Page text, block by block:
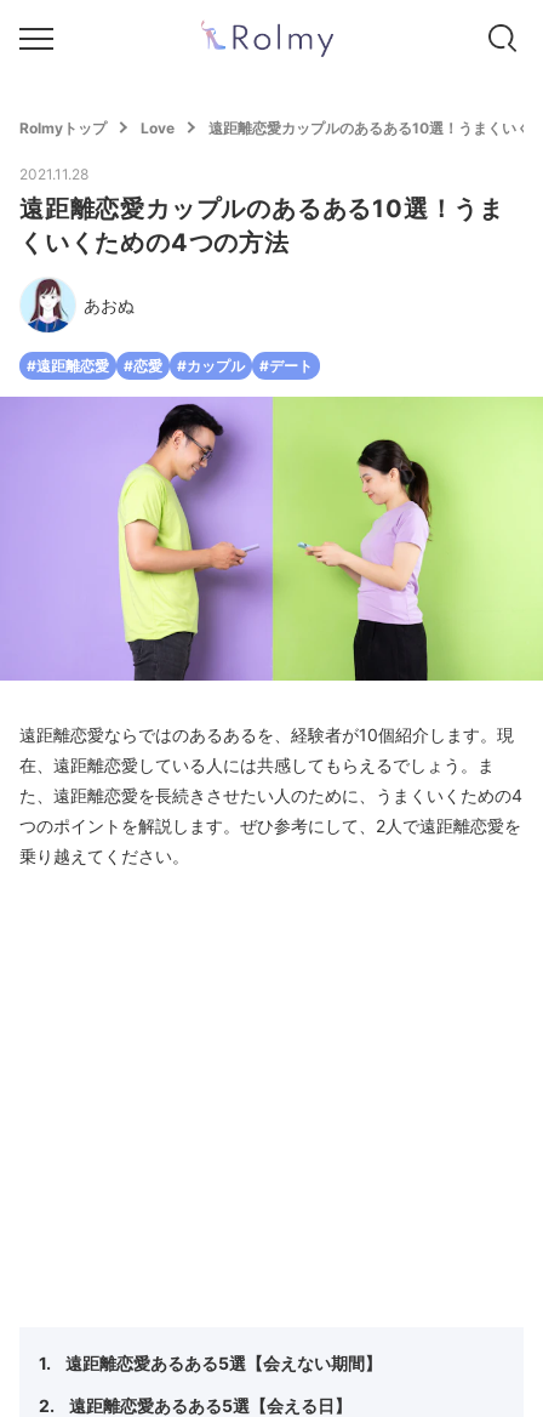
Rolmyトップ Love 遠距離恋愛カップルのあるある10選！うまくいく
2021.11.28
遠距離恋愛カップルのあるある10選！うま
くいくための4つの方法
あおぬ
#遠距離恋愛 #恋愛 #カップル #デート
遠距離恋愛ならではのあるあるを、経験者が10個紹介します。現
在、遠距離恋愛している人には共感してもらえるでしょう。ま
た、遠距離恋愛を長続きさせたい人のために、うまくいくための4
つのポイントを解説します。ぜひ参考にして、2人で遠距離恋愛を
乗り越えてください。
遠距離恋愛あるある5選【会えない期間】
遠距離恋愛あるある5選【会える日】